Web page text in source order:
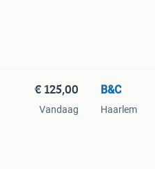
€ 125,00
Vandaag
B&C
Haarlem